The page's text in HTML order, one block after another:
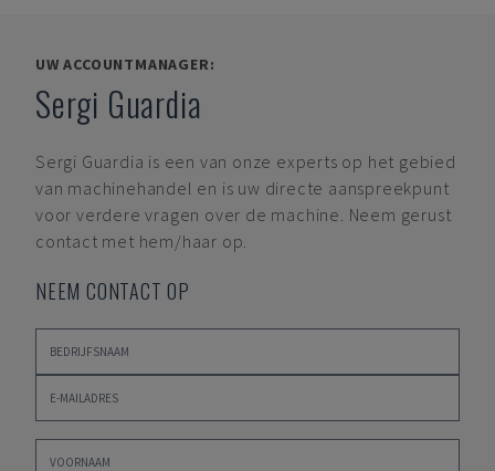
UW ACCOUNTMANAGER:
Sergi Guardia
Sergi Guardia is een van onze experts op het gebied
van machinehandel en is uw directe aanspreekpunt
voor verdere vragen over de machine. Neem gerust
contact met hem/haar op.
NEEM CONTACT OP